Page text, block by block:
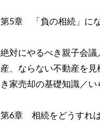
第5章 「負の相続」に
絶対にやるべき親子会
産、ならない不動産を
き家売却の基礎知識／
第6章 相続をどうすれ